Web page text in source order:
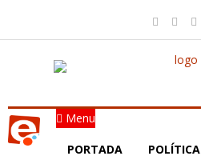
Menu
PORTADA POLÍTICA